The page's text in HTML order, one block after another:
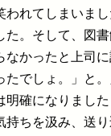
われてしまいま
。そして、図書
かったと上司に
でしょ。」と。
明確になりまし
持ちを汲み、送